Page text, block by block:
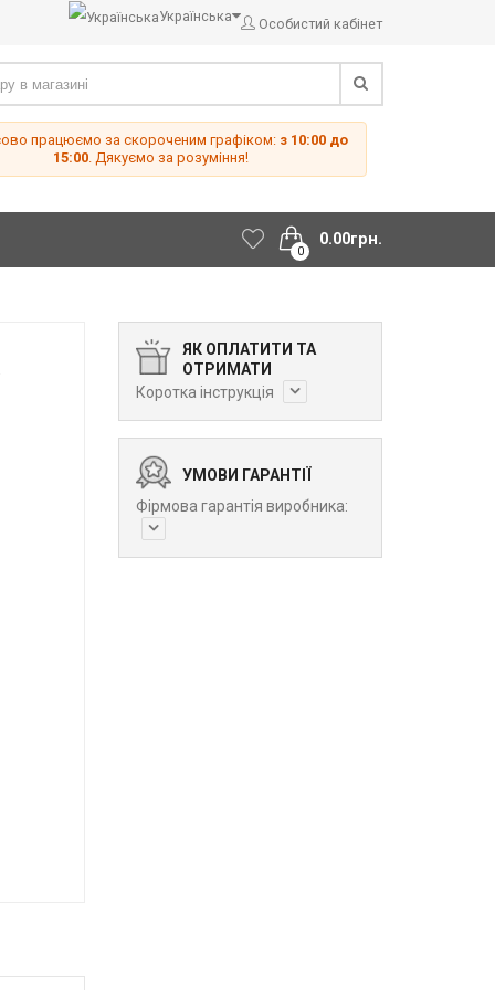
Українська Особистий кабінет
працюємо за скороченим графіком: з 10:00 до
15:00. Дякуємо за розуміння!
0
0.00грн.
ЯК ОПЛАТИТИ ТА
ОТРИМАТИ
Коротка інструкція
УМОВИ ГАРАНТІЇ
Фірмова гарантія виробника: